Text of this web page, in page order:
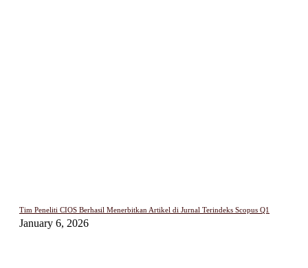
Tim Peneliti CIOS Berhasil Menerbitkan Artikel di Jurnal Terindeks Scopus Q1
January 6, 2026